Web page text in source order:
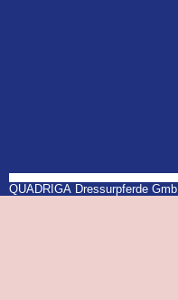
QUADRIGA Dressurpferde